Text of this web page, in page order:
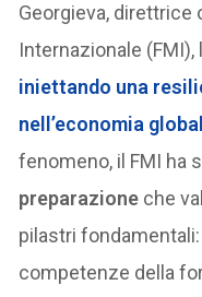
Georgieva, direttrice
Internazionale (FMI),
iniettando una
nell’economia
fenomeno, il FMI ha
preparazione che
pilastri
competenze della